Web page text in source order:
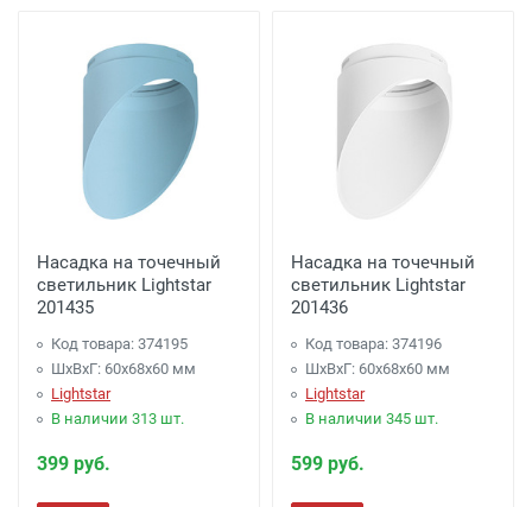
Насадка на точечный
светильник Lightstar
201435
Код товара: 374195
ШхВхГ: 60x68x60 мм
Lightstar
В наличии 313 шт.
399 руб.
Насадка на точечный
светильник Lightstar
201436
Код товара: 374196
ШхВхГ: 60x68x60 мм
Lightstar
В наличии 345 шт.
599 руб.